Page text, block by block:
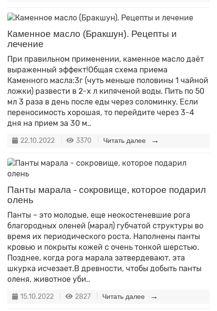
Каменное масло (Бракшун). Рецепты и
лечение
При правильном применении, каменное масло даёт
выраженный эффект!Общая схема приема
Каменного масла:3г (чуть меньше половины 1 чайной
ложки) развести в 2-х л кипяченой воды. Пить по 50
мл 3 раза в день после еды через соломинку. Если
переносимость хорошая, то перейдите через 3-4
дня на прием за 30 м..
22.10.2022 3370 Читать далее
Панты марала - сокровище, которое подарил
олень
Панты – это молодые, еще неокостеневшие рога
благородных оленей (марал) губчатой структуры во
время их периодического роста. Наполнены панты
кровью и покрыты кожей с очень тонкой шерстью.
Позднее, когда рога марала затвердевают, эта
шкурка исчезает.В древности, чтобы добыть панты
оленя, животное уби..
15.10.2022 2827 Читать далее